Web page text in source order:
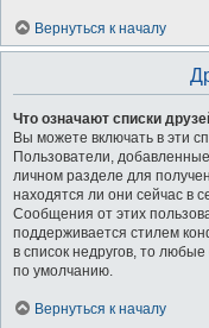
Вернуться к началу
Что означают списки
Вы можете включать в эти
Пользователи,
личном разделе для
находятся ли они сейчас в
Сообщения от этих
поддерживается стилем
в список недругов, то
по умолчанию.
Вернуться к началу